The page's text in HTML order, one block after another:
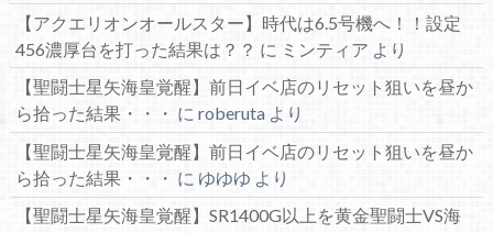
【アクエリオンオールスター】時代は6.5号機へ！！設定
456濃厚台を打った結果は？？ に ミンティア より
【聖闘士星矢海皇覚醒】前日イベ店のリセット狙いを昼か
ら拾った結果・・・ に roberutaより
【聖闘士星矢海皇覚醒】前日イベ店のリセット狙いを昼か
ら拾った結果・・・ に ゆゆゆ より
【聖闘士星矢海皇覚醒】SR1400G以上を黄金聖闘士VS海